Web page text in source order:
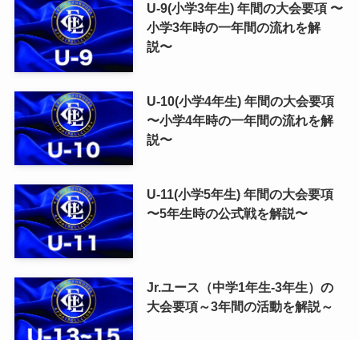
U-9(小学3年生) 年間の大会要項 〜
小学3年時の一年間の流れを解
説〜
U-10(小学4年生) 年間の大会要項
〜小学4年時の一年間の流れを解
説〜
U-11(小学5年生) 年間の大会要項
〜5年生時の公式戦を解説〜
Jr.ユース（中学1年生-3年生）の
大会要項～3年間の活動を解説～